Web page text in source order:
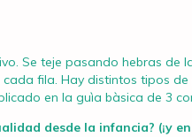
Se teje pasando hebras
fila. Hay distintos tipos
en la guìa bàsica de 3
desde la infancia? (¡y